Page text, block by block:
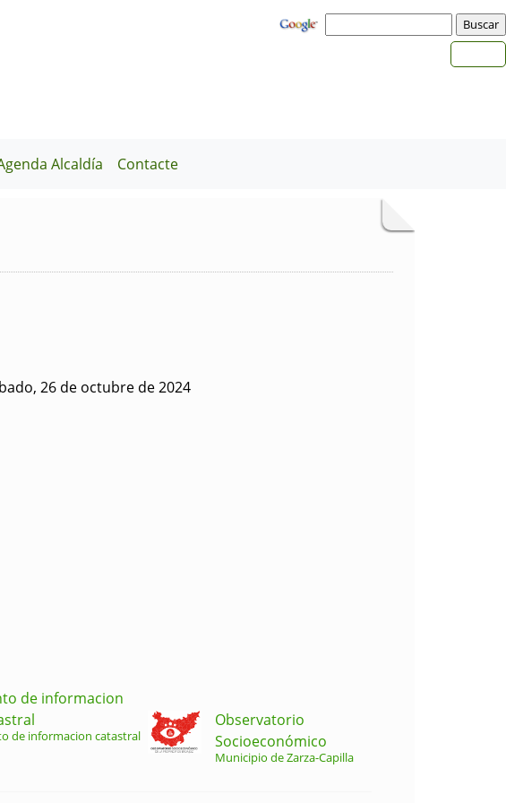
Alcaldía Contacte
26 de octubre de 2024
de informacion
de informacion catastral
Observatorio
Socioeconómico
Municipio de Zarza-Capilla